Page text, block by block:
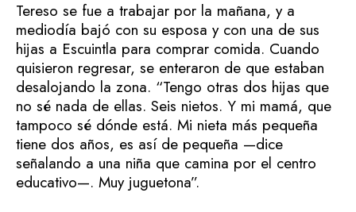
Tereso se fue a trabajar por la mañana, y a
mediodía bajó con su esposa y con una de sus
hijas a Escuintla para comprar comida. Cuando
quisieron regresar, se enteraron de que estaban
desalojando la zona. “Tengo otras dos hijas que
no sé nada de ellas. Seis nietos. Y mi mamá, que
tampoco sé dónde está. Mi nieta más pequeña
tiene dos años, es así de pequeña —dice
señalando a una niña que camina por el centro
educativo—. Muy juguetona”.